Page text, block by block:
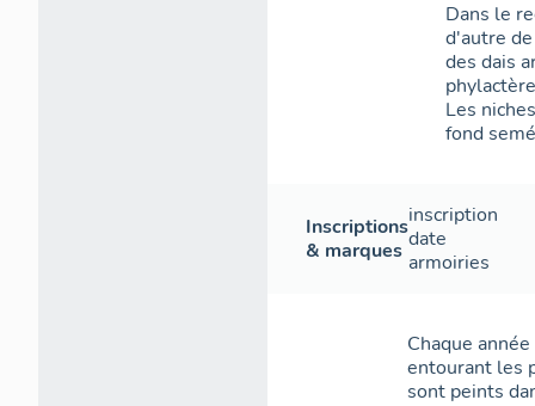
Dans le
d'autre
des dais
Les
fond
Inscriptions
& marques
inscription
date
armoiries
Chaque
entourant les
sont peints